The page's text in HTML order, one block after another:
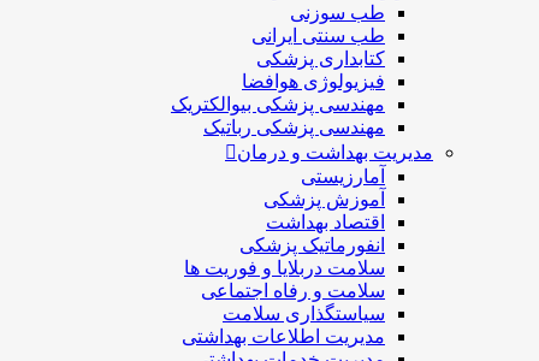
طب سوزنی
طب سنتی ایرانی
کتابداری پزشکی
فیزیولوژی هوافضا
مهندسی پزشکی بیوالکتریک
مهندسی پزشکی رباتیک
مدیریت بهداشت و درمان
آمارزیستی
آموزش پزشکی
اقتصاد بهداشت
انفورماتیک پزشکی
سلامت دربلايا و فوريت ها
سلامت و رفاه اجتماعی
سیاستگذاری سلامت
مدیریت اطلاعات بهداشتی